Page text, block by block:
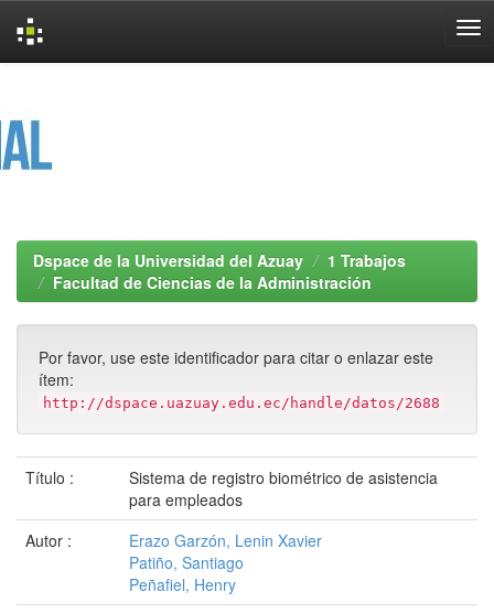
Dspace de la Universidad del Azuay
1 Trabajos
Facultad de Ciencias de la Administración
Por favor, use este identificador para citar o enlazar este
ítem:
http://dspace.uazuay.edu.ec/handle/datos/2688
Título :
Sistema de registro biométrico de asistencia
para empleados
Autor :
Erazo Garzón, Lenin Xavier
Patiño, Santiago
Peñafiel, Henry